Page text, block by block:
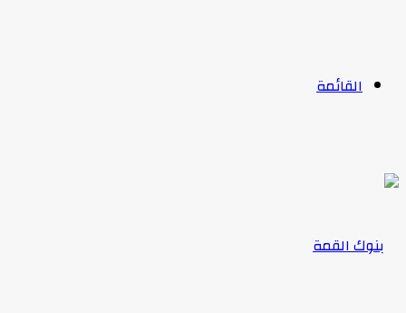
القائمة